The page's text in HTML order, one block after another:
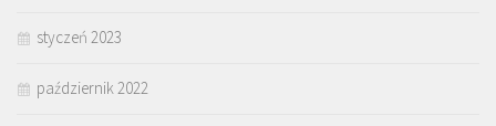
styczeń 2023
październik 2022